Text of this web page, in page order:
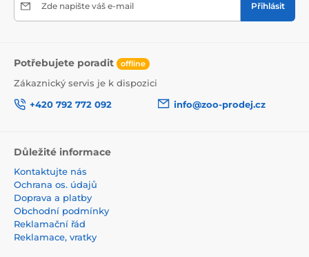
Zde napište váš e-mail Přihlásit
Potřebujete poradit offline
Zákaznický servis je k dispozici
+420 792 772 092
info@zoo-prodej.cz
Důležité informace
Kontaktujte nás
Ochrana os. údajů
Doprava a platby
Obchodní podmínky
Reklamační řád
Reklamace, vratky